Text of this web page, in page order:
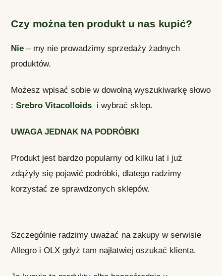
Czy można ten produkt u nas kupić?
Nie – my nie prowadzimy sprzedaży żadnych
produktów.
Możesz wpisać sobie w dowolną wyszukiwarkę słowo
:Srebro Vitacolloids i wybrać sklep.
UWAGA JEDNAK NA PODRÓBKI
Produkt jest bardzo popularny od kilku lat i już
zdążyły się pojawić podróbki, dlatego radzimy
korzystać ze sprawdzonych sklepów.
Szczególnie radzimy uważać na zakupy w serwisie
Allegro i OLX gdyż tam najłatwiej oszukać klienta.